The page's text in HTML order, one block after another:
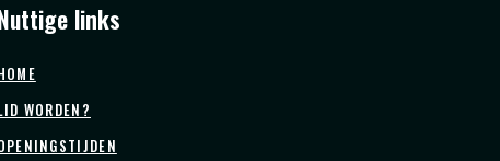
links
WORDEN?